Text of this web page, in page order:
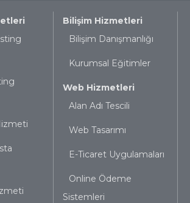
Bilişim Hizmetleri
Bilişim Danışmanlığı
Kurumsal Eğitimler
Web Hizmetleri
Alan Adı Tescili
Web Tasarımı
E-Ticaret Uygulamaları
Online Ödeme
Sistemleri